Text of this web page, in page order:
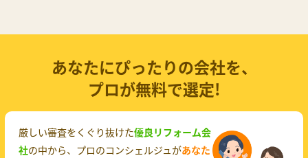
あなたにぴったりの会社を、
プロが無料で選定!
厳しい審査をくぐり抜けた優良リフォーム会
社の中から、プロのコンシェルジュがあなた